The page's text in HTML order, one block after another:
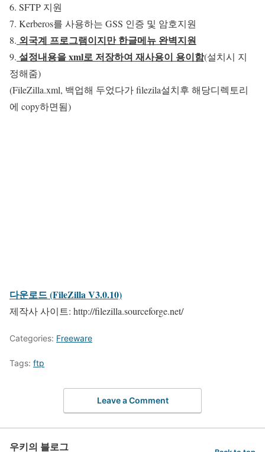
6. SFTP 지원
7. Kerberos를 사용하는 GSS 인증 및 암호지원
8. 외국계 프로그램이지만 한글메뉴 완벽지원
9. 설정내용을 xml로 저장하여 재사용이 용이함(설치시 지
정해줌)
(FileZilla.xml, 백업해 두었다가 filezila설치후 해당디렉토리
에 copy하면됨)
다운로드 (FileZilla V3.0.10)
제작사 사이트: http://filezilla.sourceforge.net/
Categories: Freeware
Tags: ftp
Leave a Comment
우키의 블로그